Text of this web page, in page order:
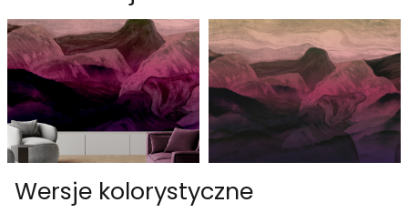
Wersje kolorystyczne